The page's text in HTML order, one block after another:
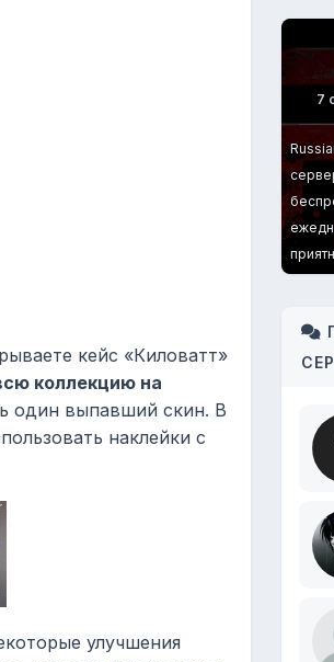
кейс «Киловатт»
коллекцию на
один выпавший скин. В
наклейки с
улучшения
7